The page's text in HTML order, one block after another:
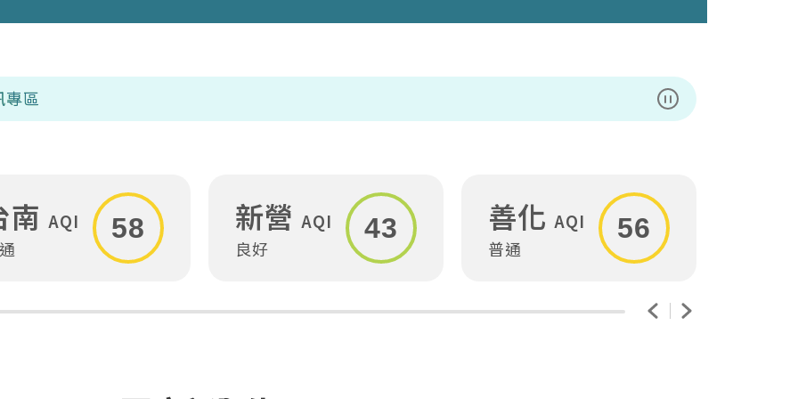
暫停播放
南 AQI
58 新營 AQI
良好
43 善化 AQI
普通
56